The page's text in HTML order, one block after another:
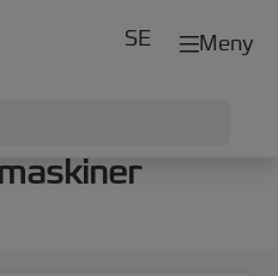
Meny
SE